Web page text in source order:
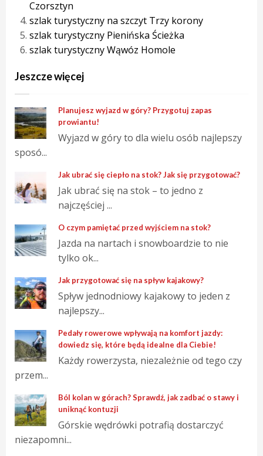
Czorsztyn
szlak turystyczny na szczyt Trzy korony
szlak turystyczny Pienińska Ścieżka
szlak turystyczny Wąwóz Homole
Jeszcze więcej
Planujesz wyjazd w góry? Przygotuj zapas
prowiantu!
Wyjazd w góry to dla wielu osób najlepszy
sposó...
Jak ubrać się ciepło na stok? Jak się przygotować?
Jak ubrać się na stok – to jedno z
najczęściej ...
O czym pamiętać przed wyjściem na stok?
Jazda na nartach i snowboardzie to nie
tylko ok...
Jak przygotować się na spływ kajakowy?
Spływ jednodniowy kajakowy to jeden z
najlepszy...
Pedały rowerowe wpływają na komfort jazdy:
dowiedz się, które będą idealne dla Ciebie!
Każdy rowerzysta, niezależnie od tego czy
przem...
Ból kolan w górach? Sprawdź, jak zadbać o stawy i
uniknąć kontuzji
Górskie wędrówki potrafią dostarczyć
niezapomni...